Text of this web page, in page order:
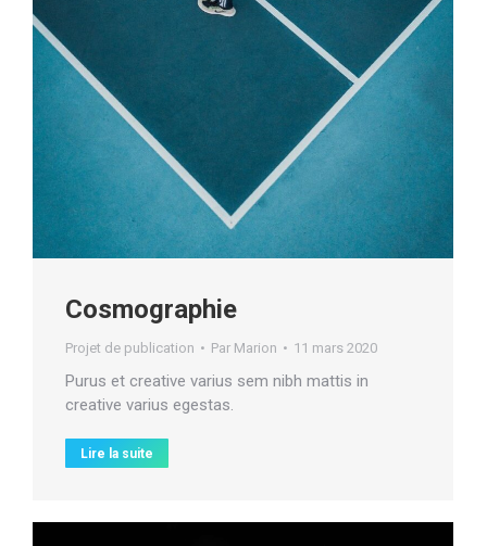
Cosmographie
Projet de publication Par Marion 11 mars 2020
Purus et creative varius sem nibh mattis in
creative varius egestas.
Lire la suite